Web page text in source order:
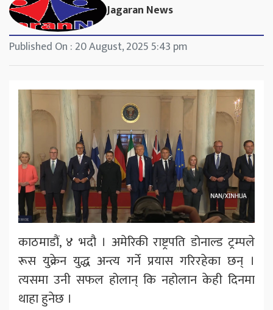
Jagaran News
Published On : 20 August, 2025 5:43 pm
काठमाडौं, ४ भदौ । अमेरिकी राष्ट्रपति डोनाल्ड ट्रम्पले
रूस युक्रेन युद्ध अन्त्य गर्ने प्रयास गरिरहेका छन् ।
त्यसमा उनी सफल होलान् कि नहोलान केही दिनमा
थाहा हुनेछ ।